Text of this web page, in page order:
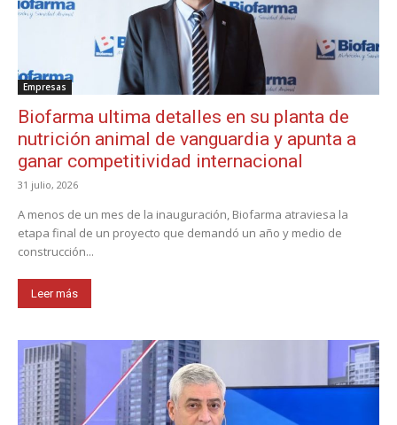
Empresas
Biofarma ultima detalles en su planta de
nutrición animal de vanguardia y apunta a
ganar competitividad internacional
31 julio, 2026
A menos de un mes de la inauguración, Biofarma atraviesa la
etapa final de un proyecto que demandó un año y medio de
construcción...
Leer más